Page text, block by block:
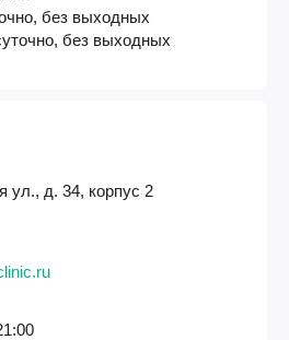
без выходных
без выходных
ул., д. 34, корпус 2